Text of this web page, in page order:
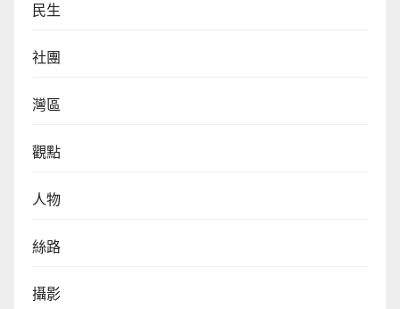
民生
社團
灣區
觀點
人物
絲路
攝影